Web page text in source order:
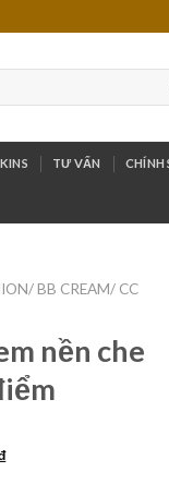
TƯ VẤN CHÍNH
BB CREAM/ CC
nền che